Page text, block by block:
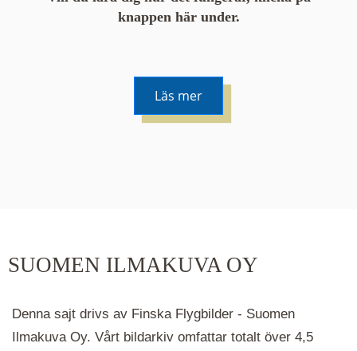
knappen här under.
Läs mer
hålla ned ctrl-tangenten och scrolla.
SUOMEN ILMAKUVA OY
Denna sajt drivs av Finska Flygbilder - Suomen
Ilmakuva Oy. Vårt bildarkiv omfattar totalt över 4,5